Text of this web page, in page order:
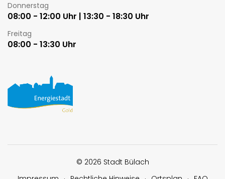
Donnerstag
08:00 - 12:00 Uhr | 13:30 - 18:30 Uhr
Freitag
08:00 - 13:30 Uhr
© 2026 Stadt Bülach